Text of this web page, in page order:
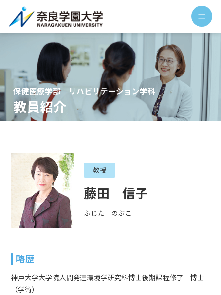
保健医療学部 リハビリテーション学科
教員紹介
教授
藤田 信子
ふじた のぶこ
略歴
神戸大学大学院人間発達環境学研究科博士後期課程修了 博士
（学術）